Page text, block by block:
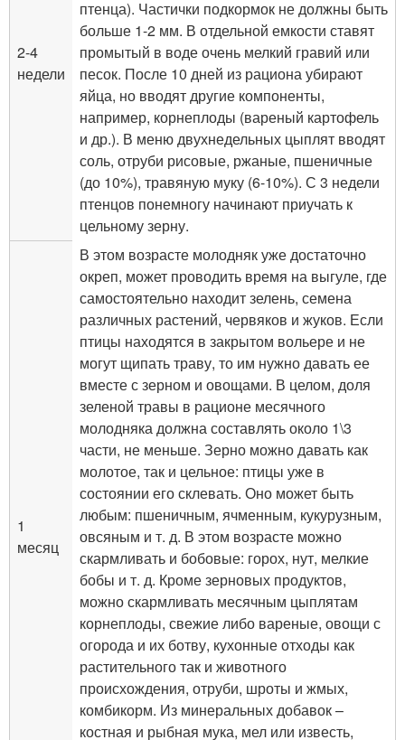
2-4
недели
птенца). Частички подкормок не должны быть
больше 1-2 мм. В отдельной емкости ставят
промытый в воде очень мелкий гравий или
песок. После 10 дней из рациона убирают
яйца, но вводят другие компоненты,
например, корнеплоды (вареный картофель
и др.). В меню двухнедельных цыплят вводят
соль, отруби рисовые, ржаные, пшеничные
(до 10%), травяную муку (6-10%). С 3 недели
птенцов понемногу начинают приучать к
цельному зерну.
1
месяц
В этом возрасте молодняк уже достаточно
окреп, может проводить время на выгуле, где
самостоятельно находит зелень, семена
различных растений, червяков и жуков. Если
птицы находятся в закрытом вольере и не
могут щипать траву, то им нужно давать ее
вместе с зерном и овощами. В целом, доля
зеленой травы в рационе месячного
молодняка должна составлять около 1\3
части, не меньше. Зерно можно давать как
молотое, так и цельное: птицы уже в
состоянии его склевать. Оно может быть
любым: пшеничным, ячменным, кукурузным,
овсяным и т. д. В этом возрасте можно
скармливать и бобовые: горох, нут, мелкие
бобы и т. д. Кроме зерновых продуктов,
можно скармливать месячным цыплятам
корнеплоды, свежие либо вареные, овощи с
огорода и их ботву, кухонные отходы как
растительного так и животного
происхождения, отруби, шроты и жмых,
комбикорм. Из минеральных добавок –
костная и рыбная мука, мел или известь,